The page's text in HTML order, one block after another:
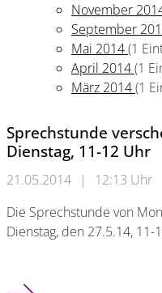
November
September
Mai 2014(1
April 2014(1
März 2014(1
Sprechstunde
Dienstag, 11-12 Uhr
21.05.2014 |
12:13 Uhr
Die Sprechstunde von
Dienstag, den 27.5.14, 11-
Sprechstunde